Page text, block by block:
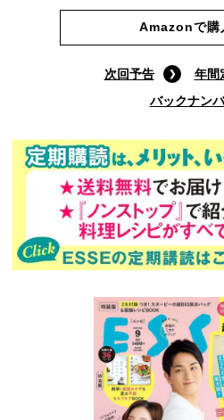
Amazonで購
次回予告
年間
バックナン